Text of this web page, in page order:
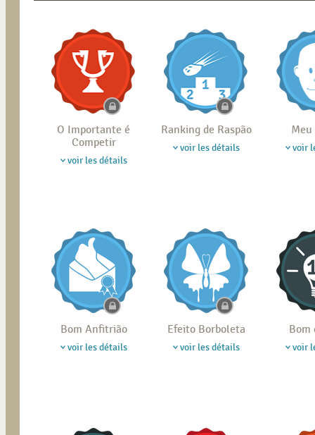
O Importante é
Competir
voir les détails
Ranking de Raspão
voir les détails voir
Bom Anfitrião
voir les détails
Efeito Borboleta
voir les détails
Bom
voir